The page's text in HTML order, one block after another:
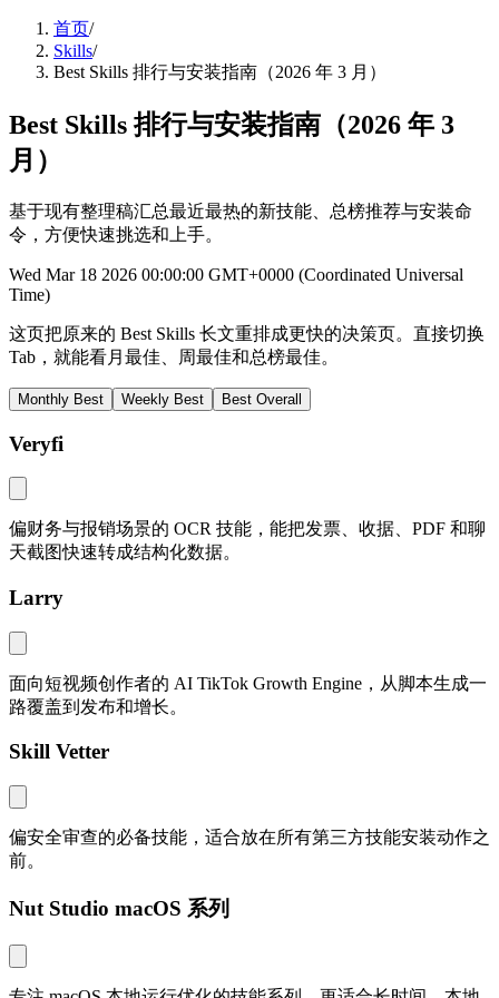
首页/
Skills/
Best Skills 排行与安装指南（2026 年 3 月）
Best Skills 排行与安装指南（2026 年 3
月）
基于现有整理稿汇总最近最热的新技能、总榜推荐与安装命
令，方便快速挑选和上手。
Wed Mar 18 2026 00:00:00 GMT+0000 (Coordinated Universal
Time)
这页把原来的 Best Skills 长文重排成更快的决策页。直接切换
Tab，就能看月最佳、周最佳和总榜最佳。
Monthly Best Weekly Best Best Overall
Veryfi
偏财务与报销场景的 OCR 技能，能把发票、收据、PDF 和聊
天截图快速转成结构化数据。
Larry
面向短视频创作者的 AI TikTok Growth Engine，从脚本生成一
路覆盖到发布和增长。
Skill Vetter
偏安全审查的必备技能，适合放在所有第三方技能安装动作之
前。
Nut Studio macOS 系列